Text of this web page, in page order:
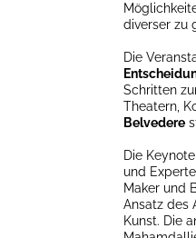
diverser zu
Die
Schritten
Theatern,
Belvedere
Die
und
Maker und
Ansatz des
Kunst. Die